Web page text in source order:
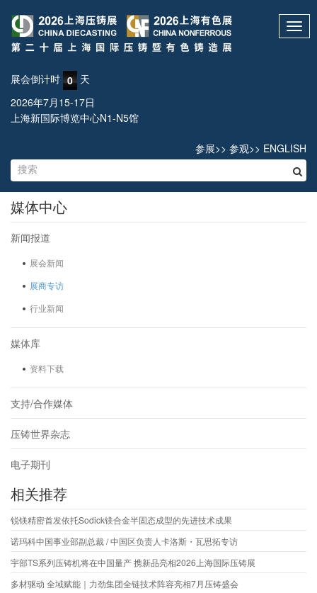
展会倒计时 0 天
2026年7月15-17日
上海新国际博览中心N1-N5馆
参展>> 参观>> ENGLISH
媒体中心
新闻报道
展会新闻
展商专访
行业新闻
媒体库
资料下载
支持/合作媒体
压铸世界杂志
电子期刊
相关推荐
锐镁精密首发依托Sodick镁合金半固态成型的先进技术成果
诺玛科中国事业部副总裁 / 中国区负责人卡洛斯・瓦思拓专访
宇部TS系列压铸机将在中国量产 携新品亮相2026上海国际压铸展
多材驱动 全域赋能｜力劲集团全链技术阵容亮相7月压铸盛会